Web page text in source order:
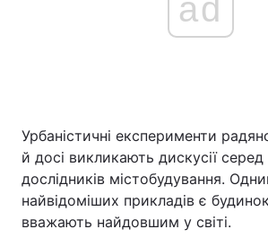
ad
Урбаністичні експерименти
й досі викликають дискусії серед
дослідників містобудування.
найвідоміших прикладів є
вважають найдовшим у світі.